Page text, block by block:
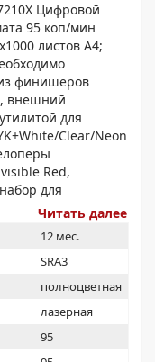
Цифровой
95 коп/мин
листов А4;
финишеров
внешний
для
Clear/Neon
Red,
для
пользователя,
Читать далее
12 мес.
SRA3
полноцветная
лазерная
95